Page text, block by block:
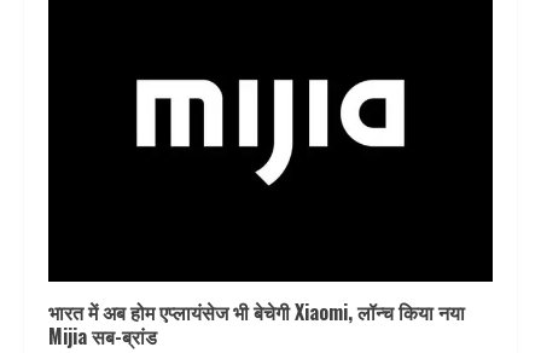
भारत में अब होम एप्लायंसेज भी बेचेगी Xiaomi, लॉन्च किया नया
Mijia सब-ब्रांड